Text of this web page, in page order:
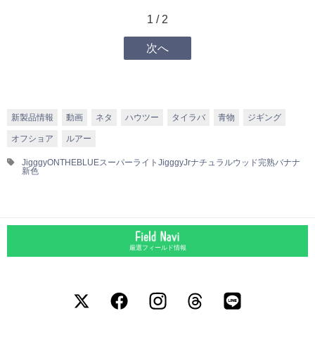
1 / 2
次へ
新製品情報 動画 ネタ ハウツー タイラバ 青物 ジギング
オフショア ルアー
JigggyONTHEBLUEスーパーライトJigggyJrナチュラルウッド完熟バナナ
新色
厳選フィールド情報